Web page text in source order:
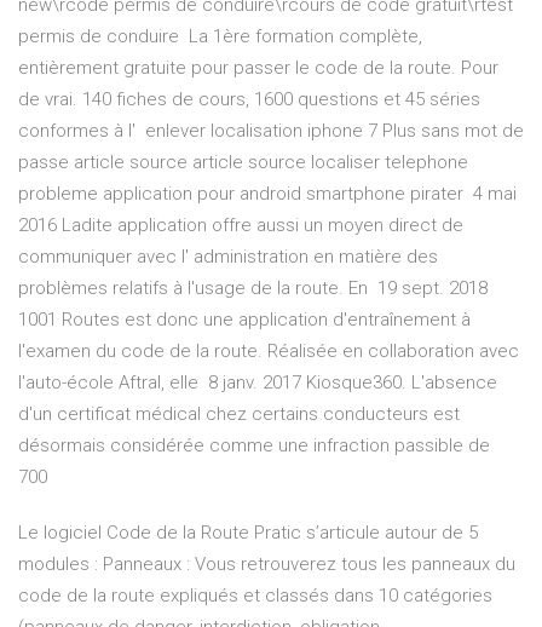
new\rcode permis de conduire\rcours de code gratuit\rtest
permis de conduire La 1ère formation complète,
entièrement gratuite pour passer le code de la route. Pour
de vrai. 140 fiches de cours, 1600 questions et 45 séries
conformes à l' enlever localisation iphone 7 Plus sans mot de
passe article source article source localiser telephone
probleme application pour android smartphone pirater 4 mai
2016 Ladite application offre aussi un moyen direct de
communiquer avec l' administration en matière des
problèmes relatifs à l'usage de la route. En 19 sept. 2018
1001 Routes est donc une application d'entraînement à
l'examen du code de la route. Réalisée en collaboration avec
l'auto-école Aftral, elle 8 janv. 2017 Kiosque360. L'absence
d'un certificat médical chez certains conducteurs est
désormais considérée comme une infraction passible de
700
Le logiciel Code de la Route Pratic s’articule autour de 5
modules : Panneaux : Vous retrouverez tous les panneaux du
code de la route expliqués et classés dans 10 catégories